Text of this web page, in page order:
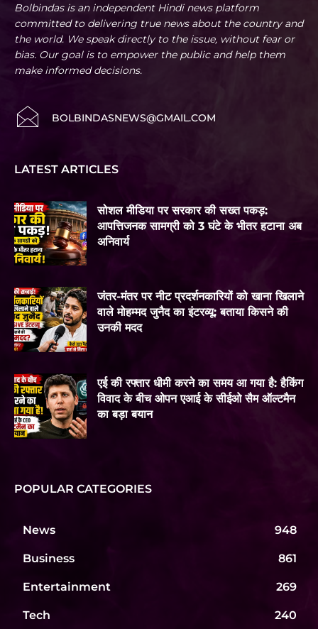
Bolbindas is an independent Hindi news platform
committed to delivering true news about the country and
the world. We speak directly to the issue, without fear or
bias. Our goal is to empower the public and help them
make informed decisions.
BOLBINDASNEWS@GMAIL.COM
LATEST ARTICLES
सोशल मीडिया पर सरकार की सख्त पकड़:
आपत्तिजनक सामग्री को 3 घंटे के भीतर हटाना अब
अनिवार्य
जंतर-मंतर पर नीट प्रदर्शनकारियों को खाना खिलाने
वाले मोहम्मद जुनैद का इंटरव्यू: बताया किसने की
उनकी मदद
एई की रफ्तार धीमी करने का समय आ गया है: हैकिंग
विवाद के बीच ओपन एआई के सीईओ सैम ऑल्टमैन
का बड़ा बयान
POPULAR CATEGORIES
News 948
Business 861
Entertainment 269
Tech 240